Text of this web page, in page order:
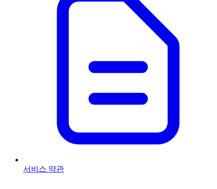
서비스 약관